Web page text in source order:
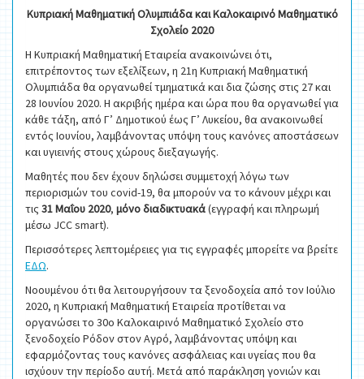
Κυπριακή Μαθηματική Ολυμπιάδα και Καλοκαιρινό Μαθηματικό
Σχολείο 2020
Η Κυπριακή Μαθηματική Εταιρεία ανακοινώνει ότι,
επιτρέποντος των εξελίξεων, η 21η Κυπριακή Μαθηματική
Ολυμπιάδα θα οργανωθεί τμηματικά και δια ζώσης στις 27 και
28 Ιουνίου 2020. Η ακριβής ημέρα και ώρα που θα οργανωθεί για
κάθε τάξη, από Γ’ Δημοτικού έως Γ’ Λυκείου, θα ανακοινωθεί
εντός Ιουνίου, λαμβάνοντας υπόψη τους κανόνες αποστάσεων
και υγιεινής στους χώρους διεξαγωγής.
Μαθητές που δεν έχουν δηλώσει συμμετοχή λόγω των
περιορισμών του covid-19, θα μπορούν να το κάνουν μέχρι και
τις 31 Μαΐου 2020, μόνο διαδικτυακά(εγγραφή και πληρωμή
μέσω JCC smart).
Περισσότερες λεπτομέρειες για τις εγγραφές μπορείτε να βρείτε
ΕΔΩ.
Νοουμένου ότι θα λειτουργήσουν τα ξενοδοχεία από τον Ιούλιο
2020, η Κυπριακή Μαθηματική Εταιρεία προτίθεται να
οργανώσει το 30ο Καλοκαιρινό Μαθηματικό Σχολείο στο
ξενοδοχείο Ρόδον στον Αγρό, λαμβάνοντας υπόψη και
εφαρμόζοντας τους κανόνες ασφάλειας και υγείας που θα
ισχύουν την περίοδο αυτή. Μετά από παράκληση γονιών και